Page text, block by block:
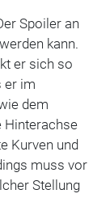
Spoiler an
kann.
er sich so
er im
dem
Hinterachse
Kurven und
muss vor
Stellung